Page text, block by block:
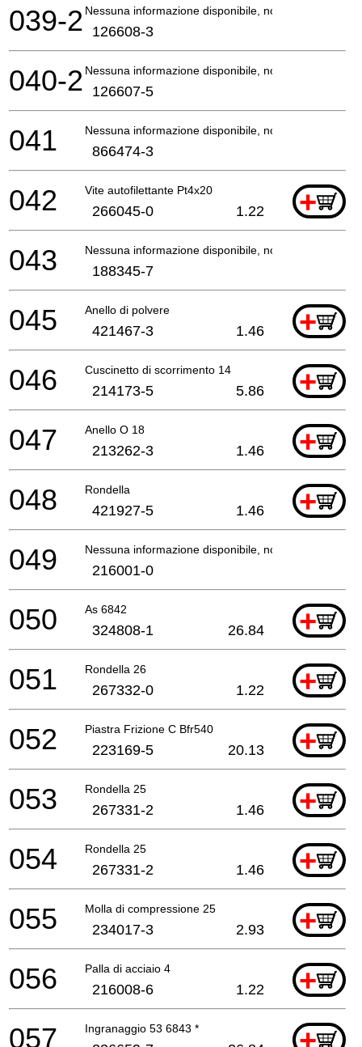
Nessuna informazione disponibile, non ordinabile
039-2 126608-3
Nessuna informazione disponibile, non ordinabile
040-2 126607-5
Nessuna informazione disponibile, non ordinabile
041 866474-3
Vite autofilettante Pt4x20 +
042 266045-0 1.22
Nessuna informazione disponibile, non ordinabile
043 188345-7
Anello di polvere +
045 421467-3 1.46
Cuscinetto di scorrimento 14 +
046 214173-5 5.86
Anello O 18 +
047 213262-3 1.46
Rondella +
048 421927-5 1.46
Nessuna informazione disponibile, non ordinabile
049 216001-0
As 6842 +
050 324808-1 26.84
Rondella 26 +
051 267332-0 1.22
Piastra Frizione C Bfr540 +
052 223169-5 20.13
Rondella 25 +
053 267331-2 1.46
Rondella 25 +
054 267331-2 1.46
Molla di compressione 25 +
055 234017-3 2.93
Palla di acciaio 4 +
056 216008-6 1.22
Ingranaggio 53 6843 *
057